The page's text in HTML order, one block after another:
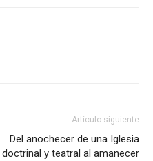
Artículo siguiente
Del anochecer de una Iglesia
doctrinal y teatral al amanecer